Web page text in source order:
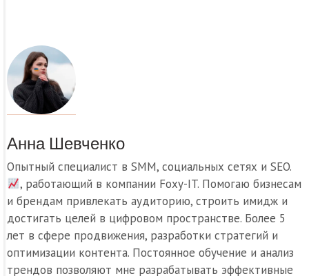
Анна Шевченко
Опытный специалист в SMM, социальных сетях и SEO.
, работающий в компании Foxy-IT. Помогаю бизнесам
и брендам привлекать аудиторию, строить имидж и
достигать целей в цифровом пространстве. Более 5
лет в сфере продвижения, разработки стратегий и
оптимизации контента. Постоянное обучение и анализ
трендов позволяют мне разрабатывать эффективные